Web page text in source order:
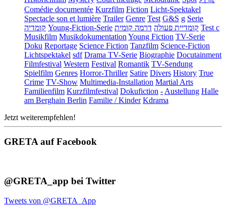
Comédie documentée Kurzfilm Fiction Licht-Spektakel
Spectacle son et lumière Trailer Genre Test G&S g Serie
קומדיה Young-Fiction-Serie קומדיית פעולה דרמה קומית
Test c
Musikfilm Musikdokumentation Young Fiction TV-Serie
Doku Reportage Science Fiction Tanzfilm Science-Fiction
Lichtspektakel sdf Drama TV-Serie Biographie Docutainment
Filmfestival Western Festival Romantik TV-Sendung
Spielfilm Genres Horror-Thriller Satire Divers History True
Crime TV-Show Multimedia-Installation Martial Arts
Familienfilm Kurzfilmfestival Dokufiction - Austellung Halle
am Berghain Berlin Familie / Kinder Kdrama
Jetzt weiterempfehlen!
GRETA auf Facebook
@GRETA_app bei Twitter
Tweets von @GRETA_App